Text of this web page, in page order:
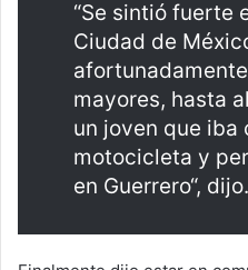
“Se sintió fuerte
Ciudad de
mayores, hasta
un joven que iba
motocicleta y
en Guerrero“, dijo.